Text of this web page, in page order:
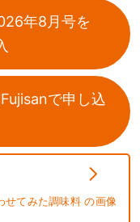
年8月号を
で申し込
てみた調味料 の画像